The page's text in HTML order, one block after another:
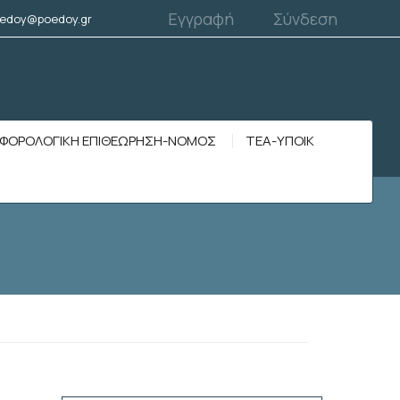
Εγγραφή Σύνδεση
ΦΟΡΟΛΟΓΙΚΗ ΕΠΙΘΕΩΡΗΣΗ-ΝΟΜΟΣ ΤΕΑ-ΥΠΟΙΚ